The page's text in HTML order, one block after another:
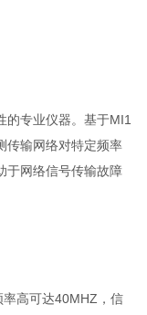
的专业仪器。基于MI1
传输网络对特定频率
于网络信号传输故障
高可达40MHZ，信